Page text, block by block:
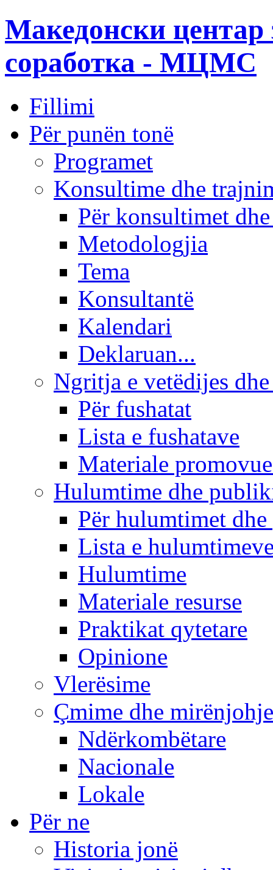
Македонски центар
соработка - МЦМС
Fillimi
Për punën tonë
Programet
Konsultime dhe
Për konsultimet
Metodologjia
Tema
Konsultantë
Kalendari
Deklaruan...
Ngritja e vetëdijes
Për fushatat
Lista e fushatave
Materiale
Hulumtime dhe
Për hulumtimet
Lista e
Hulumtime
Materiale resurse
Praktikat qytetare
Opinione
Vlerësime
Çmime dhe mirënjohje
Ndërkombëtare
Nacionale
Lokale
Për ne
Historia jonë